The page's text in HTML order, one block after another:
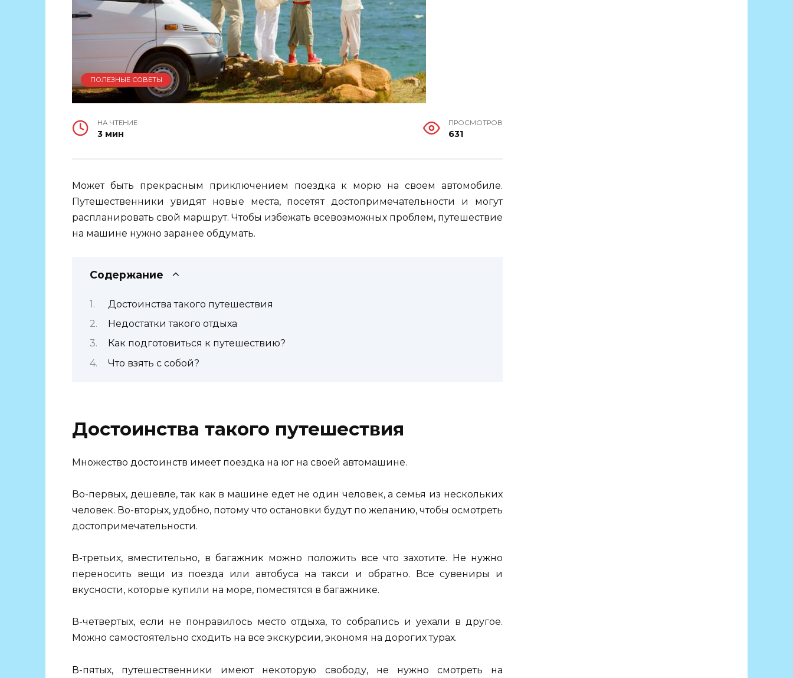
ПОЛЕЗНЫЕ СОВЕТЫ
НА ЧТЕНИЕ
3 мин
ПРОСМОТРОВ
631
Может быть прекрасным приключением поездка к морю на своем автомобиле.
Путешественники увидят новые места, посетят достопримечательности и могут
распланировать свой маршрут. Чтобы избежать всевозможных проблем, путешествие
на машине нужно заранее обдумать.
Содержание
Достоинства такого путешествия
Недостатки такого отдыха
Как подготовиться к путешествию?
Что взять с собой?
Достоинства такого путешествия
Множество достоинств имеет поездка на юг на своей автомашине.
Во-первых, дешевле, так как в машине едет не один человек, а семья из нескольких
человек. Во-вторых, удобно, потому что остановки будут по желанию, чтобы осмотреть
достопримечательности.
В-третьих, вместительно, в багажник можно положить все что захотите. Не нужно
переносить вещи из поезда или автобуса на такси и обратно. Все сувениры и
вкусности, которые купили на море, поместятся в багажнике.
В-четвертых, если не понравилось место отдыха, то собрались и уехали в другое.
Можно самостоятельно сходить на все экскурсии, экономя на дорогих турах.
В-пятых, путешественники имеют некоторую свободу, не нужно смотреть на